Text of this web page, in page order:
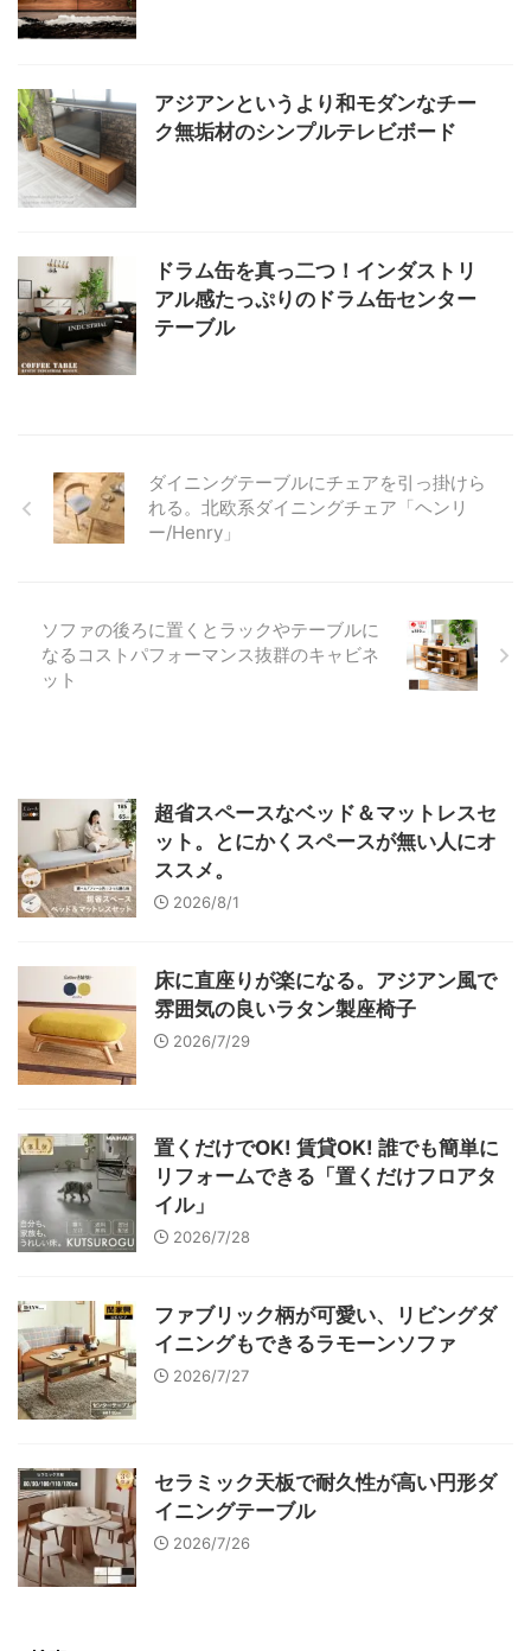
アジアンというより和モダンなチー
ク無垢材のシンプルテレビボード
ドラム缶を真っ二つ！インダストリ
アル感たっぷりのドラム缶センター
テーブル
ダイニングテーブルにチェアを引っ掛けら
れる。北欧系ダイニングチェア「ヘンリ
ー/Henry」
ソファの後ろに置くとラックやテーブルに
なるコストパフォーマンス抜群のキャビネ
ット
超省スペースなベッド＆マットレスセ
ット。とにかくスペースが無い人にオ
ススメ。
2026/8/1
床に直座りが楽になる。アジアン風で
雰囲気の良いラタン製座椅子
2026/7/29
置くだけでOK! 賃貸OK! 誰でも簡単に
リフォームできる「置くだけフロアタ
イル」
2026/7/28
ファブリック柄が可愛い、リビングダ
イニングもできるラモーンソファ
2026/7/27
セラミック天板で耐久性が高い円形ダ
イニングテーブル
2026/7/26